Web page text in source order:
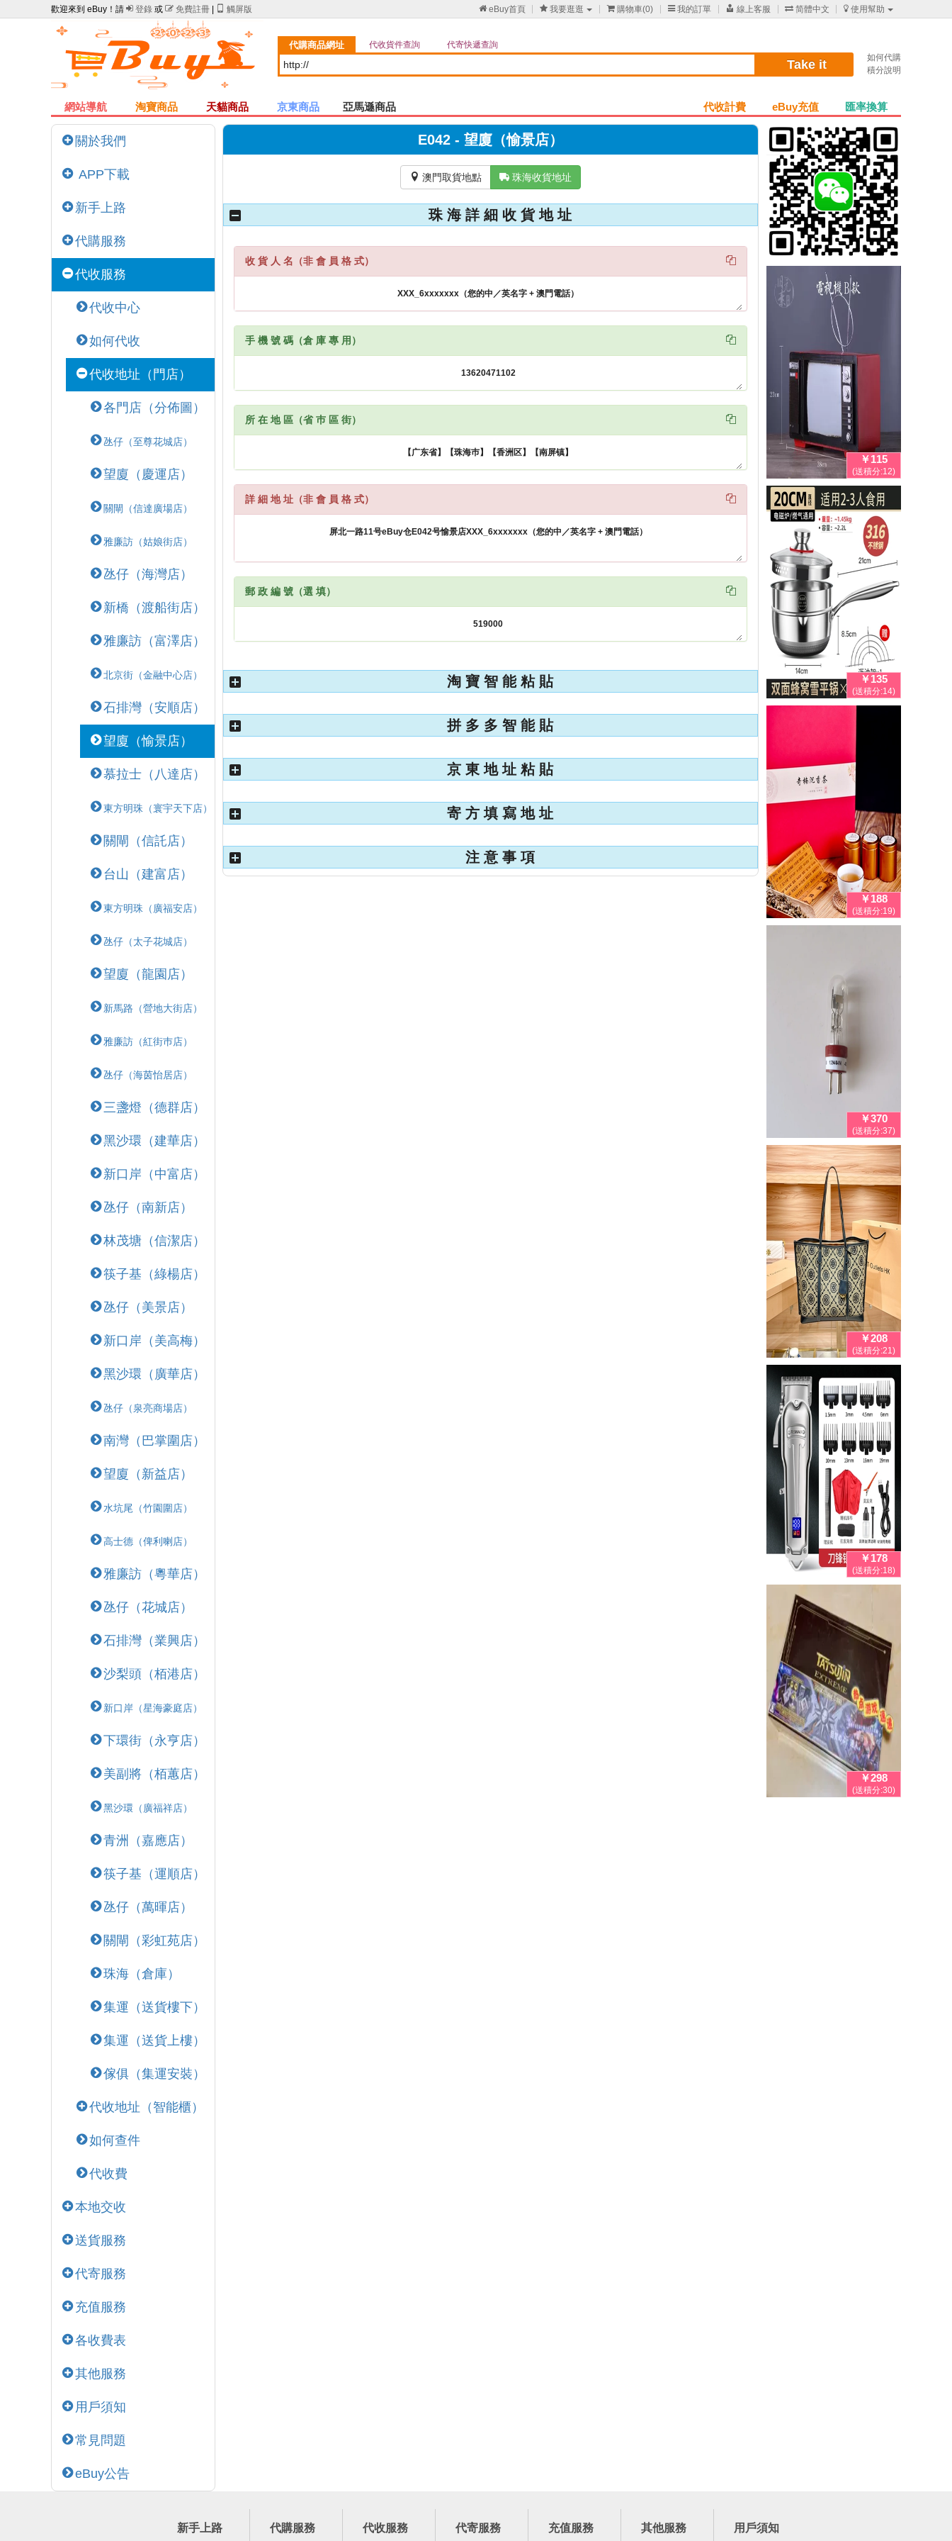
歡迎來到 eBuy！請  登錄 或  免費註冊 觸屏版 eBuy首頁  我要逛逛  購物車(0) 我的訂單  線上客服  简體中文  使用幫助
代購商品網址
Take it
如何代購
積分說明
代收貨件查詢 代寄快遞查詢
網站導航 淘寶商品 天貓商品 京東商品 亞馬遜商品 匯率換算
eBuy充值
代收計費
關於我們
APP下載
新手上路
代購服務
代收服務
代收中心
如何代收
代收地址（門店）
各門店（分佈圖）
氹仔（至尊花城店）
望廈（慶運店）
關閘（信達廣場店）
雅廉訪（姑娘街店）
氹仔（海灣店）
新橋（渡船街店）
雅廉訪（富澤店）
北京街（金融中心店）
石排灣（安順店）
望廈（愉景店）
慕拉士（八達店）
東方明珠（寰宇天下店）
關閘（信託店）
台山（建富店）
東方明珠（廣福安店）
氹仔（太子花城店）
望廈（龍園店）
新馬路（營地大街店）
雅廉訪（紅街巿店）
氹仔（海茵怡居店）
三盞燈（德群店）
黑沙環（建華店）
新口岸（中富店）
氹仔（南新店）
林茂塘（信潔店）
筷子基（綠楊店）
氹仔（美景店）
新口岸（美高梅）
黑沙環（廣華店）
氹仔（泉亮商場店）
南灣（巴掌圍店）
望廈（新益店）
水坑尾（竹園圍店）
高士德（俾利喇店）
雅廉訪（粵華店）
氹仔（花城店）
石排灣（業興店）
沙梨頭（栢港店）
新口岸（星海豪庭店）
下環街（永亨店）
美副將（栢蕙店）
黑沙環（廣福祥店）
青洲（嘉應店）
筷子基（運順店）
氹仔（萬暉店）
關閘（彩虹苑店）
珠海（倉庫）
集運（送貨樓下）
集運（送貨上樓）
傢俱（集運安裝）
代收地址（智能櫃）
如何查件
代收費
本地交收
送貨服務
代寄服務
充值服務
各收費表
其他服務
用戶須知
常見問題
eBuy公告
E042 - 望廈（愉景店）
 澳門取貨地點  珠海收貨地址
珠 海 詳 細 收 貨 地 址
收 貨 人 名（非 會 員 格 式） 
手 機 號 碼（倉 庫 專 用） 
所 在 地 區（省 巿 區 街） 
詳 細 地 址（非 會 員 格 式） 
郵 政 編 號（選 填） 
淘 寶 智 能 粘 貼
拼 多 多 智 能 貼
京 東 地 址 粘 貼
寄 方 填 寫 地 址
注 意 事 項
￥115
(送積分:12)
￥135
(送積分:14)
￥188
(送積分:19)
￥370
(送積分:37)
￥208
(送積分:21)
￥178
(送積分:18)
￥298
(送積分:30)
新手上路 代購服務 代收服務 代寄服務 充值服務 其他服務 用戶須知